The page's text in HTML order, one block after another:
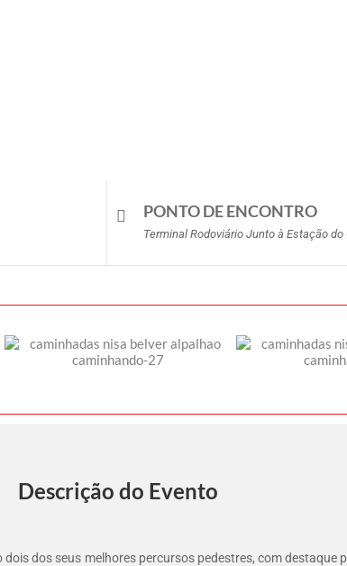
PONTO DE ENCONTRO
Terminal Rodoviário Junto à Estação do
Descrição do Evento
dos seus melhores percursos pedestres, com